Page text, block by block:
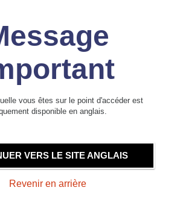
vous êtes sur le point d'accéder est
disponible en anglais.
VERS LE SITE ANGLAIS
Revenir en arrière